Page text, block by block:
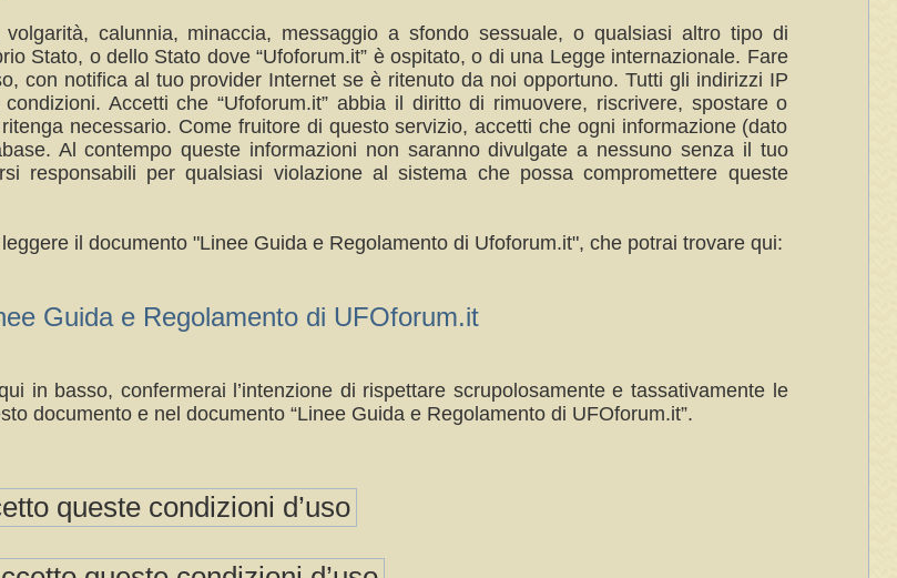
calunnia, minaccia, messaggio a sfondo sessuale, o qualsiasi altro tipo di
Stato, o dello Stato dove “Ufoforum.it” è ospitato, o di una Legge internazionale. Fare
con notifica al tuo provider Internet se è ritenuto da noi opportuno. Tutti gli indirizzi IP
Accetti che “Ufoforum.it” abbia il diritto di rimuovere, riscrivere, spostare o
necessario. Come fruitore di questo servizio, accetti che ogni informazione (dato
Al contempo queste informazioni non saranno divulgate a nessuno senza il tuo
responsabili per qualsiasi violazione al sistema che possa compromettere queste
il documento "Linee Guida e Regolamento di Ufoforum.it", che potrai trovare qui:
Guida e Regolamento di UFOforum.it
in basso, confermerai l’intenzione di rispettare scrupolosamente e tassativamente le
documento e nel documento “Linee Guida e Regolamento di UFOforum.it”.